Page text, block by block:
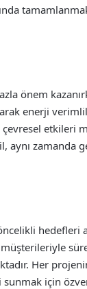
önem
enerji
etkileri
aynı zamanda
hedefleri
Her
için